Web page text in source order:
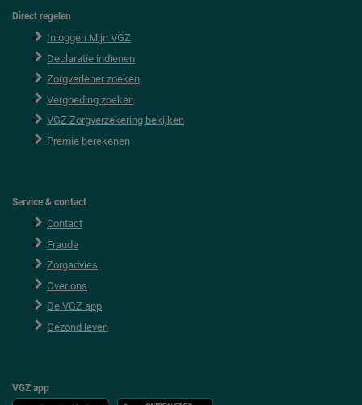
Direct regelen
Inloggen Mijn VGZ
Declaratie indienen
Zorgverlener zoeken
Vergoeding zoeken
VGZ Zorgverzekering bekijken
Premie berekenen
Service & contact
Contact
Fraude
Zorgadvies
Over ons
De VGZ app
Gezond leven
VGZ app